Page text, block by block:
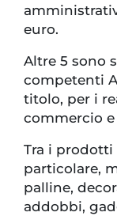
euro.
Altre 5 sono
competenti
titolo, per i
commercio
Tra i prodotti
particolare,
palline,
addobbi,